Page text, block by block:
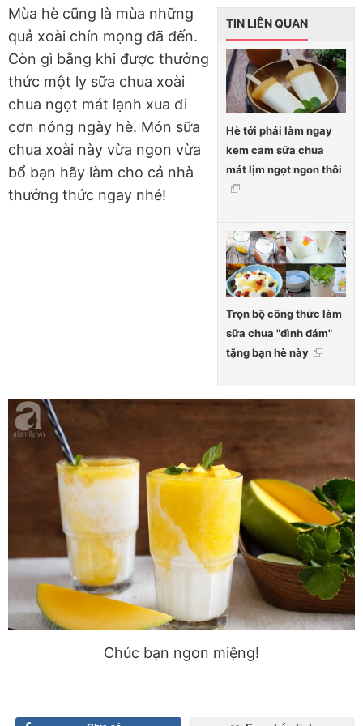
TIN LIÊN QUAN
Hè tới phải làm ngay
kem cam sữa chua
mát lịm ngọt ngon thôi
Trọn bộ công thức làm
sữa chua "đình đám"
tặng bạn hè này
Mùa hè cũng là mùa những
quả xoài chín mọng đã đến.
Còn gì bằng khi được thưởng
thức một ly sữa chua xoài
chua ngọt mát lạnh xua đi
cơn nóng ngày hè. Món sữa
chua xoài này vừa ngon vừa
bổ bạn hãy làm cho cả nhà
thưởng thức ngay nhé!
Chúc bạn ngon miệng!